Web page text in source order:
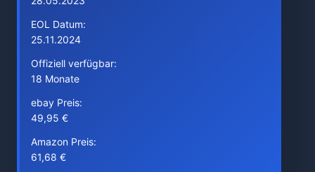
EOL Datum:
25.11.2024
Offiziell verfügbar:
18 Monate
ebay Preis:
49,95 €
Amazon Preis:
61,68 €